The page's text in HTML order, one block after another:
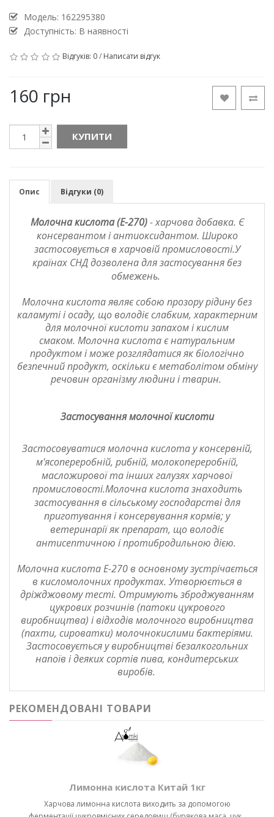
Модель: 162295380
Доступність: В наявності
Відгуків: 0/ Написати відгук
160 грн
КУПИТИ
Опис Відгуки (0)
Молочна кислота(Е-270)- харчова добавка. Є
консервантом і антиоксидантом. Широко
застосовується в харчовій промисловості.У
країнах СНД дозволена для застосування без
обмежень.
Молочна кислотаявляє собою прозору рідину без
каламуті і осаду, що володіє слабким, характерним
для молочної кислоти запахом і кислим
смаком. Молочна кислотає натуральним
продуктом і може розглядатися як біологічно
безпечний продукт, оскільки є метаболітом обміну
речовин організму людини і тварин.
Застосування молочної кислоти
Застосовуватисямолочна кислотау консервній,
м'ясопереробній, рибній, молокопереробній,
масложирової та інших галузях харчової
промисловості.Молочна кислотазнаходить
застосування в сільському господарстві для
приготування і консервування кормів; у
ветеринарії як препарат, що володіє
антисептичною і протибродильною дією.
Молочна кислота Е-270в основному зустрічається
в кисломолочних продуктах. Утворюється в
дріжджовому тесті. Отримують зброджуванням
цукрових розчинів (патоки цукрового
виробництва) і відходів молочного виробництва
(пахти, сироватки) молочнокислими бактеріями.
Застосовується у виробництві безалкогольних
напоїв і деяких сортів пива, кондитерських
виробів.
РЕКОМЕНДОВАНІ ТОВАРИ
Лимонна кислота Китай 1кг
Харчова лимонна кислота виходить за допомогою